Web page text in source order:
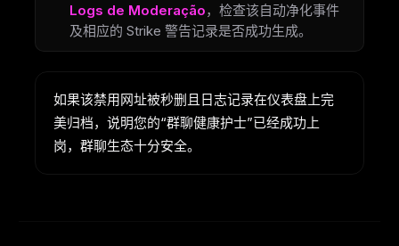
Logs de Moderação，检查该自动净化事件
及相应的 Strike 警告记录是否成功生成。
如果该禁用网址被秒删且日志记录在仪表盘上完
美归档，说明您的“群聊健康护士”已经成功上
岗，群聊生态十分安全。